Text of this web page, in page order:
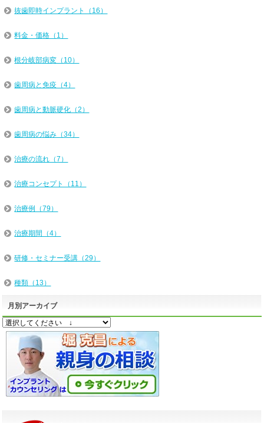
抜歯即時インプラント（16）
料金・価格（1）
根分岐部病変（10）
歯周病と免疫（4）
歯周病と動脈硬化（2）
歯周病の悩み（34）
治療の流れ（7）
治療コンセプト（11）
治療例（79）
治療期間（4）
研修・セミナー受講（29）
種類（13）
月別アーカイブ